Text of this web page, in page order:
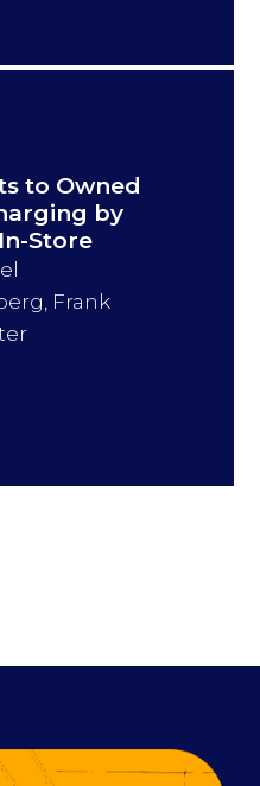
to Owned
by
Store
Frank